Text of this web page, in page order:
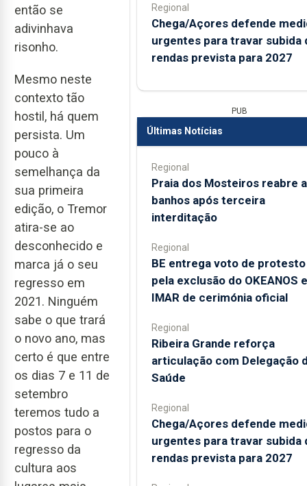
então se
adivinhava
risonho.
Mesmo neste
contexto tão
hostil, há quem
persista. Um
pouco à
semelhança da
sua primeira
edição, o Tremor
atira-se ao
desconhecido e
marca já o seu
regresso em
2021. Ninguém
sabe o que trará
o novo ano, mas
certo é que entre
os dias 7 e 11 de
setembro
teremos tudo a
postos para o
regresso da
cultura aos
Regional
Chega/Açores defende
urgentes para travar subida
rendas prevista para 2027
PUB
Últimas Notícias
Regional
Praia dos Mosteiros reabre a
banhos após terceira
interditação
Regional
BE entrega voto de protesto
pela exclusão do OKEANOS e
IMAR de cerimónia oficial
Regional
Ribeira Grande reforça
articulação com Delegação
Saúde
Regional
Chega/Açores defende
urgentes para travar subida
rendas prevista para 2027